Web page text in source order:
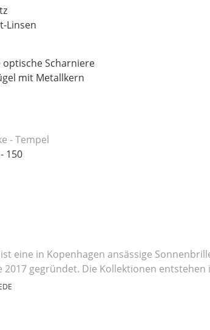
Linsen
Scharniere
mit Metallkern
- Tempel
150
ist eine in Kopenhagen ansässige
2017 gegründet. Die Kollektionen